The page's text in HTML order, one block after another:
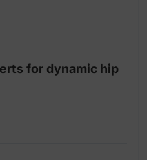
for dynamic hip